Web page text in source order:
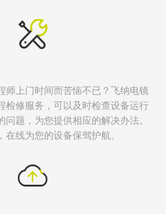
师上门时间而苦恼不已？飞纳电镜
检修服务，可以及时检查设备运行
问题，为您提供相应的解决办法。
在线为您的设备保驾护航。